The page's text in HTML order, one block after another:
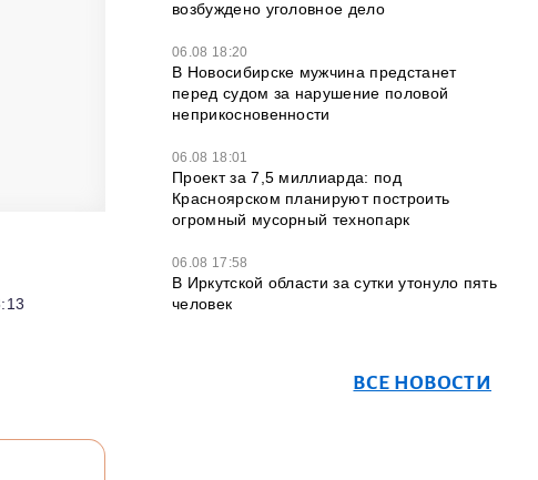
возбуждено уголовное дело
06.08 18:20
В Новосибирске мужчина предстанет
перед судом за нарушение половой
неприкосновенности
06.08 18:01
Проект за 7,5 миллиарда: под
Красноярском планируют построить
огромный мусорный технопарк
06.08 17:58
В Иркутской области за сутки утонуло пять
человек
ВСЕ НОВОСТИ